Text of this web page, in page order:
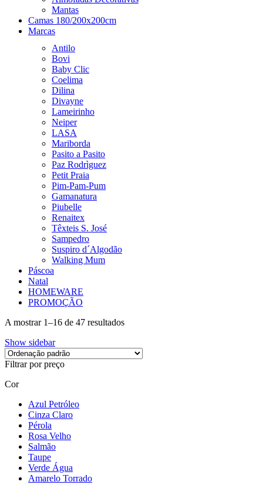
Mantas
Camas 180/200x200cm
Marcas
Antilo
Bovi
Baby Clic
Coelima
Dilina
Divayne
Lameirinho
Neiper
LASA
Mariborda
Pasito a Pasito
Paz Rodrìguez
Petit Praia
Pim-Pam-Pum
Gamanatura
Piubelle
Renaitex
Têxteis S. José
Sampedro
Suspiro d´Algodão
Walking Mum
Páscoa
Natal
HOMEWARE
PROMOÇÃO
A mostrar 1–16 de 47 resultados
Show sidebar
Filtrar por preço
Cor
Azul Petróleo
Cinza Claro
Pérola
Rosa Velho
Salmão
Taupe
Verde Água
Amarelo Torrado